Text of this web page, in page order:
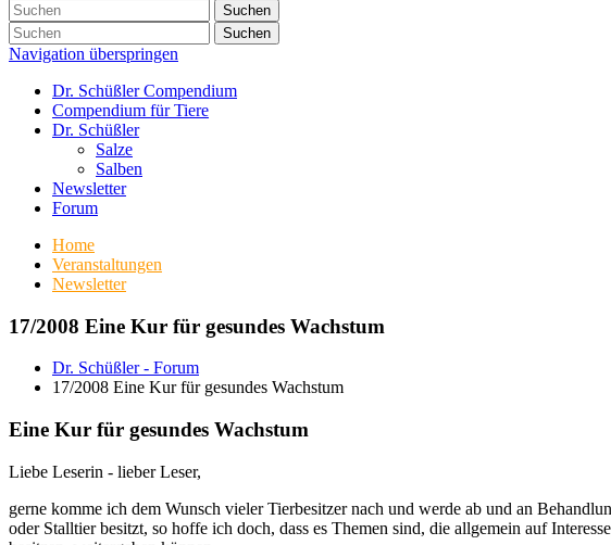
Suchen
Suchen
Navigation überspringen
Dr. Schüßler Compendium
Compendium für Tiere
Dr. Schüßler
Salze
Salben
Newsletter
Forum
Home
Veranstaltungen
Newsletter
17/2008 Eine Kur für gesundes Wachstum
Dr. Schüßler - Forum
17/2008 Eine Kur für gesundes Wachstum
Eine Kur für gesundes Wachstum
Liebe Leserin - lieber Leser,
gerne komme ich dem Wunsch vieler Tierbesitzer nach und werde ab und an
oder Stalltier besitzt, so hoffe ich doch, dass es Themen sind, die allgemein auf